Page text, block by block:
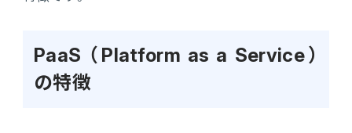
PaaS （Platform as a Service）
の特徴